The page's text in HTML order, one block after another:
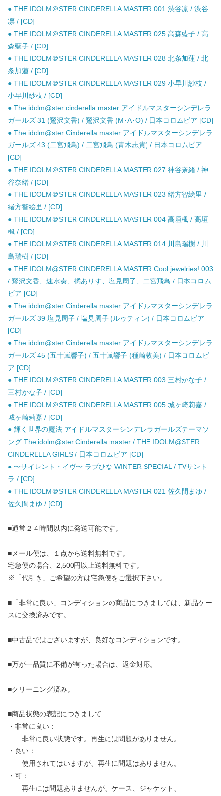
● THE IDOLM＠STER CINDERELLA MASTER 001 渋谷凛 / 渋谷
凛 / [CD]
● THE IDOLM＠STER CINDERELLA MASTER 025 高森藍子 / 高
森藍子 / [CD]
● THE IDOLM＠STER CINDERELLA MASTER 028 北条加蓮 / 北
条加蓮 / [CD]
● THE IDOLM＠STER CINDERELLA MASTER 029 小早川紗枝 /
小早川紗枝 / [CD]
● The idolm@ster cinderella master アイドルマスターシンデレラ
ガールズ 31 (鷺沢文香) / 鷺沢文香 (M･A･O) / 日本コロムビア [CD]
● The idolm@ster Cinderella master アイドルマスターシンデレラ
ガールズ 43 (二宮飛鳥) / 二宮飛鳥 (青木志貴) / 日本コロムビア
[CD]
● THE IDOLM＠STER CINDERELLA MASTER 027 神谷奈緒 / 神
谷奈緒 / [CD]
● THE IDOLM＠STER CINDERELLA MASTER 023 緒方智絵里 /
緒方智絵里 / [CD]
● THE IDOLM＠STER CINDERELLA MASTER 004 高垣楓 / 高垣
楓 / [CD]
● THE IDOLM＠STER CINDERELLA MASTER 014 川島瑞樹 / 川
島瑞樹 / [CD]
● THE IDOLM@STER CINDERELLA MASTER Cool jewelries! 003
/ 鷺沢文香、速水奏、橘ありす、塩見周子、二宮飛鳥 / 日本コロム
ビア [CD]
● The idolm@ster Cinderella master アイドルマスターシンデレラ
ガールズ 39 塩見周子 / 塩見周子 (ルゥティン) / 日本コロムビア
[CD]
● The idolm@ster Cinderella master アイドルマスターシンデレラ
ガールズ 45 (五十嵐響子) / 五十嵐響子 (種崎敦美) / 日本コロムビ
ア [CD]
● THE IDOLM＠STER CINDERELLA MASTER 003 三村かな子 /
三村かな子 / [CD]
● THE IDOLM＠STER CINDERELLA MASTER 005 城ヶ崎莉嘉 /
城ヶ崎莉嘉 / [CD]
● 輝く世界の魔法 アイドルマスターシンデレラガールズテーマソ
ング The idolm@ster Cinderella master / THE IDOLM@STER
CINDERELLA GIRLS / 日本コロムビア [CD]
● 〜サイレント・イヴ〜 ラブひな WINTER SPECIAL / TVサント
ラ / [CD]
● THE IDOLM＠STER CINDERELLA MASTER 021 佐久間まゆ /
佐久間まゆ / [CD]
■通常２４時間以内に発送可能です。
■メール便は、１点から送料無料です。
宅急便の場合、2,500円以上送料無料です。
※「代引き」ご希望の方は宅急便をご選択下さい。
■「非常に良い」コンディションの商品につきましては、新品ケー
スに交換済みです。
■中古品ではございますが、良好なコンディションです。
■万が一品質に不備が有った場合は、返金対応。
■クリーニング済み。
■商品状態の表記につきまして
・非常に良い：
非常に良い状態です。再生には問題がありません。
・良い：
使用されてはいますが、再生に問題はありません。
・可：
再生には問題ありませんが、ケース、ジャケット、